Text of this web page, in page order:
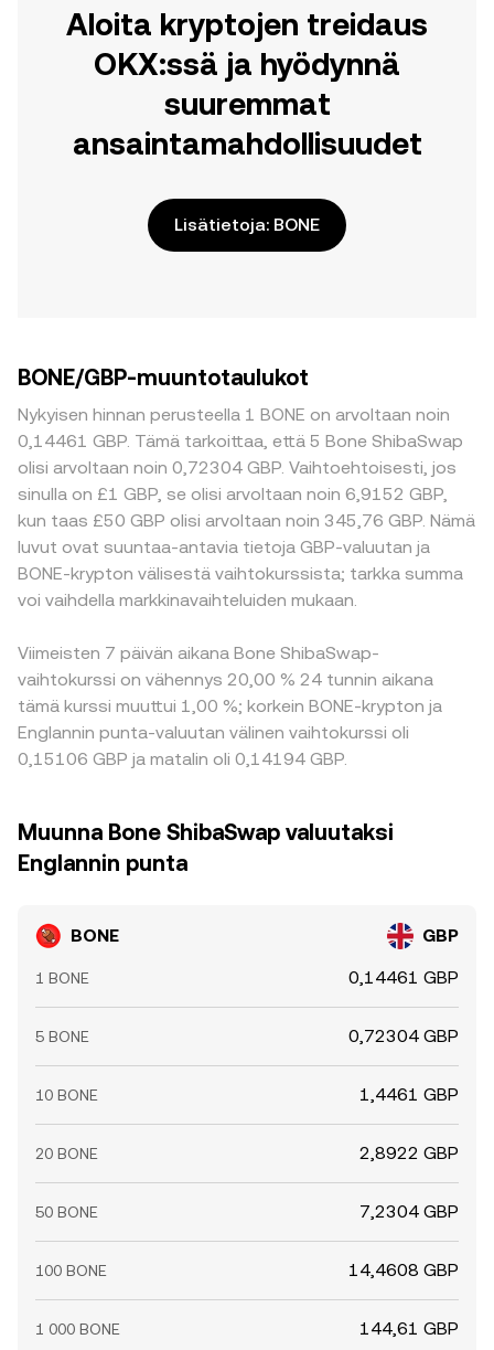
Aloita kryptojen treidaus
OKX:ssä ja hyödynnä
suuremmat
ansaintamahdollisuudet
Lisätietoja: BONE
BONE/GBP-muuntotaulukot
Nykyisen hinnan perusteella 1 BONE on arvoltaan noin
0,14461 GBP. Tämä tarkoittaa, että 5 Bone ShibaSwap
olisi arvoltaan noin 0,72304 GBP. Vaihtoehtoisesti, jos
sinulla on £1 GBP, se olisi arvoltaan noin 6,9152 GBP,
kun taas £50 GBP olisi arvoltaan noin 345,76 GBP. Nämä
luvut ovat suuntaa-antavia tietoja GBP-valuutan ja
BONE-krypton välisestä vaihtokurssista; tarkka summa
voi vaihdella markkinavaihteluiden mukaan.
Viimeisten 7 päivän aikana Bone ShibaSwap-
vaihtokurssi on vähennys 20,00 % 24 tunnin aikana
tämä kurssi muuttui 1,00 %; korkein BONE-krypton ja
Englannin punta-valuutan välinen vaihtokurssi oli
0,15106 GBP ja matalin oli 0,14194 GBP.
Muunna Bone ShibaSwap valuutaksi
Englannin punta
BONE GBP
1 BONE 0,14461 GBP
5 BONE 0,72304 GBP
10 BONE 1,4461 GBP
20 BONE 2,8922 GBP
50 BONE 7,2304 GBP
100 BONE 14,4608 GBP
1 000 BONE 144,61 GBP